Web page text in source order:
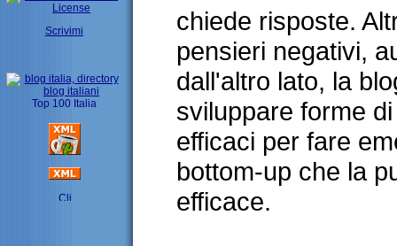
Scrivimi
chiede risposte.
pensieri negativi,
dall'altro lato, la
sviluppare forme
efficaci per fare
bottom-up che la
efficace.